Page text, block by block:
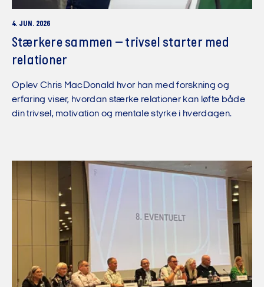
4. JUN. 2026
Stærkere sammen – trivsel starter med
relationer
Oplev Chris MacDonald hvor han med forskning og
erfaring viser, hvordan stærke relationer kan løfte både
din trivsel, motivation og mentale styrke i hverdagen.